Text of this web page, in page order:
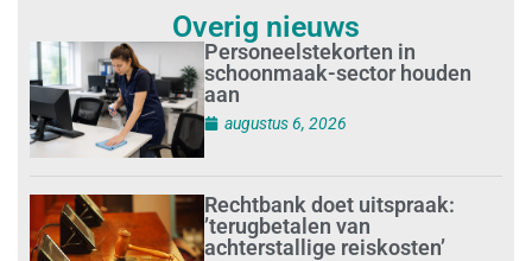
Overig nieuws
Personeelstekorten in
schoonmaak-sector houden
aan
augustus 6, 2026
Rechtbank doet uitspraak:
’terugbetalen van
achterstallige reiskosten’